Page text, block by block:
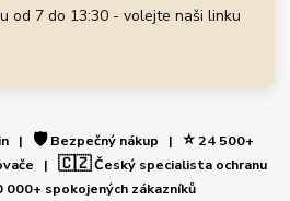
od 7 do 13:30 - volejte naši linku
| 🛡️Bezpečný nákup | ⭐24 500+
| 🇨🇿Český specialista ochranu
spokojených zákazníků